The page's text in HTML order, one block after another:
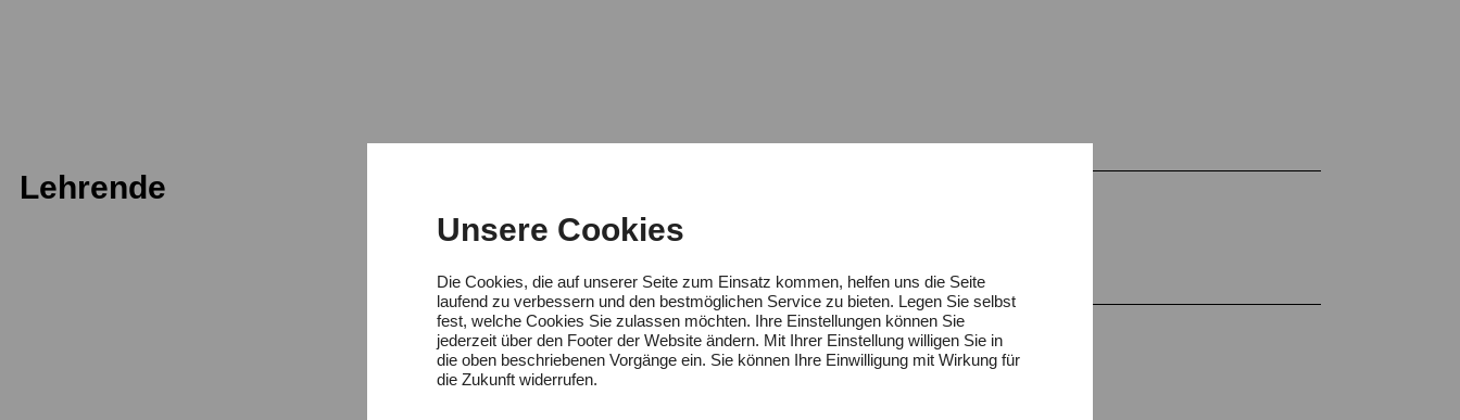
Unsere Cookies
Die Cookies, die auf unserer Seite zum Einsatz kommen, helfen uns die Seite
laufend zu verbessern und den bestmöglichen Service zu bieten. Legen Sie selbst
fest, welche Cookies Sie zulassen möchten. Ihre Einstellungen können Sie
jederzeit über den Footer der Website ändern. Mit Ihrer Einstellung willigen Sie in
die oben beschriebenen Vorgänge ein. Sie können Ihre Einwilligung mit Wirkung für
die Zukunft widerrufen.
Lehrende
Julie Comparini
Gesang AM
Bettina Pahn